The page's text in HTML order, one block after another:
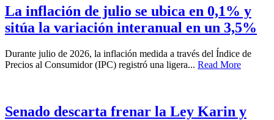
La inflación de julio se ubica en 0,1% y
sitúa la variación interanual en un 3,5%
Durante julio de 2026, la inflación medida a través del Índice de
Precios al Consumidor (IPC) registró una ligera... Read More
Senado descarta frenar la Ley Karin y